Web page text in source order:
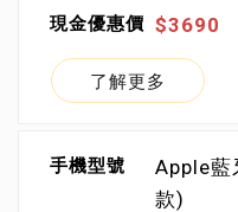
$3690
了解更多
Apple藍
款)